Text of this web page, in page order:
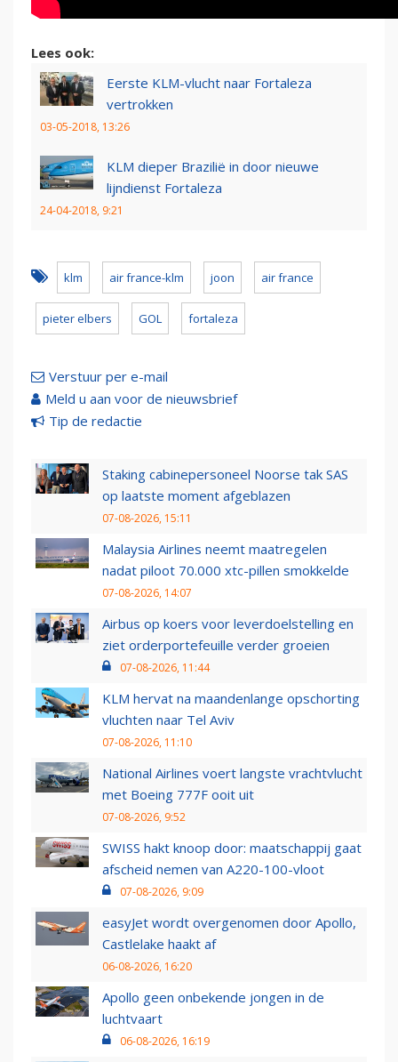
Lees ook:
Eerste KLM-vlucht naar Fortaleza
vertrokken
03-05-2018, 13:26
KLM dieper Brazilië in door nieuwe
lijndienst Fortaleza
24-04-2018, 9:21
klm air france-klm joon air france
pieter elbers GOL fortaleza
Verstuur per e-mail
Meld u aan voor de nieuwsbrief
Tip de redactie
Staking cabinepersoneel Noorse tak SAS
op laatste moment afgeblazen
07-08-2026, 15:11
Malaysia Airlines neemt maatregelen
nadat piloot 70.000 xtc-pillen smokkelde
07-08-2026, 14:07
Airbus op koers voor leverdoelstelling en
ziet orderportefeuille verder groeien
07-08-2026, 11:44
KLM hervat na maandenlange opschorting
vluchten naar Tel Aviv
07-08-2026, 11:10
National Airlines voert langste vrachtvlucht
met Boeing 777F ooit uit
07-08-2026, 9:52
SWISS hakt knoop door: maatschappij gaat
afscheid nemen van A220-100-vloot
07-08-2026, 9:09
easyJet wordt overgenomen door Apollo,
Castlelake haakt af
06-08-2026, 16:20
Apollo geen onbekende jongen in de
luchtvaart
06-08-2026, 16:19